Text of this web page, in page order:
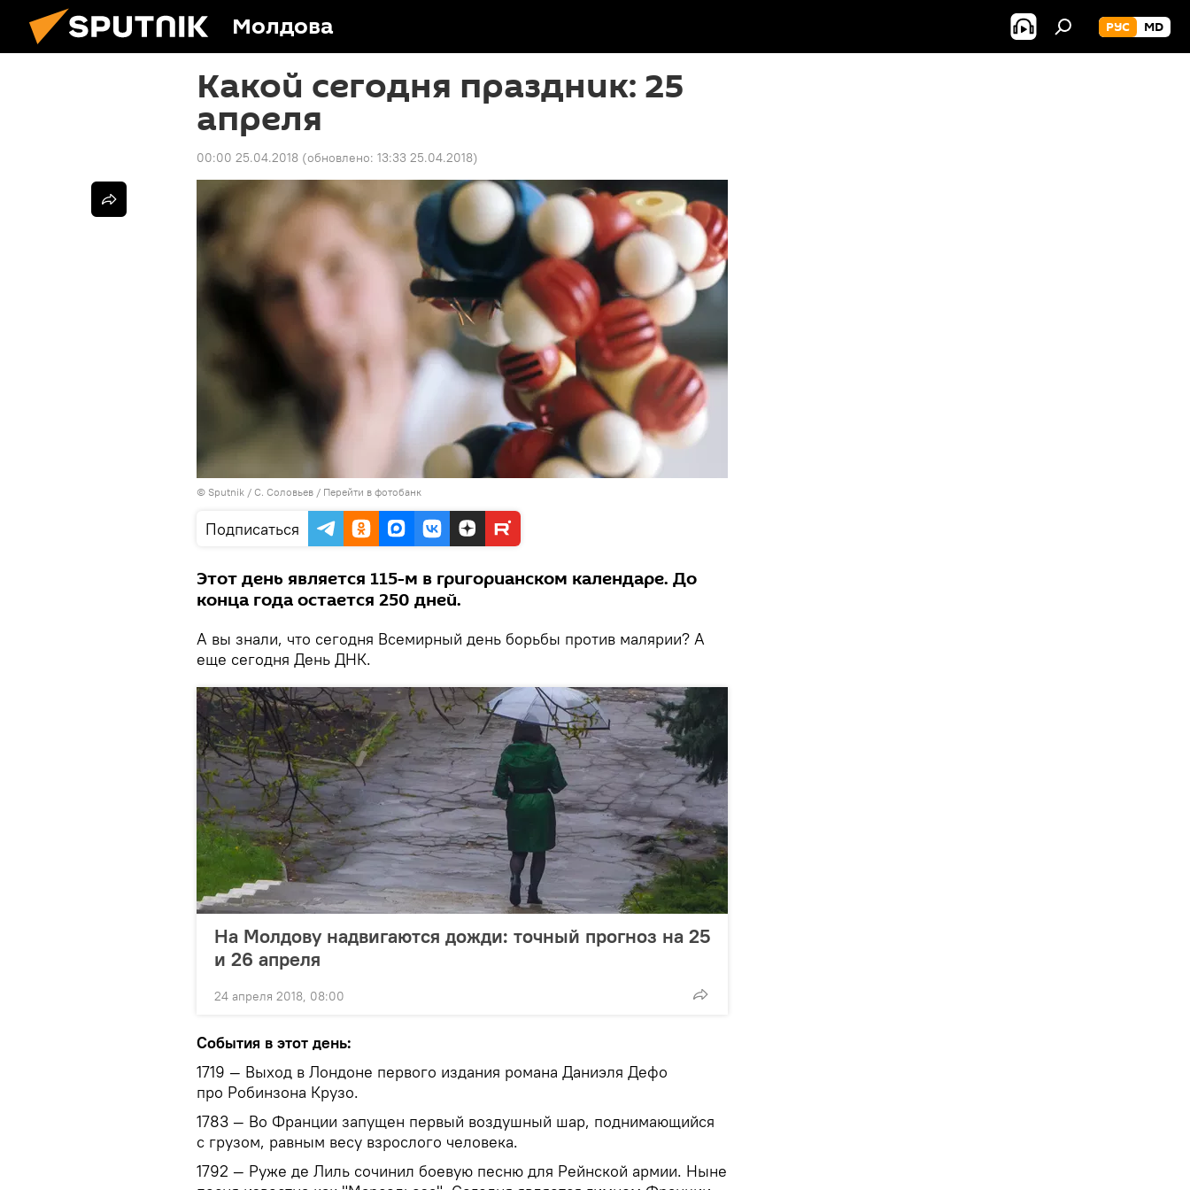
Молдова РУС MD
Какой сегодня праздник: 25
апреля
00:00 25.04.2018 (обновлено: 13:33 25.04.2018)
© Sputnik / С. Соловьев / Перейти в фотобанк
Подписаться
Этот день является 115-м в григорианском календаре. До
конца года остается 250 дней.
А вы знали, что сегодня Всемирный день борьбы против малярии? А
еще сегодня День ДНК.
На Молдову надвигаются дожди: точный прогноз на 25
и 26 апреля
24 апреля 2018, 08:00
События в этот день:
1719 — Выход в Лондоне первого издания романа Даниэля Дефо
про Робинзона Крузо.
1783 — Во Франции запущен первый воздушный шар, поднимающийся
с грузом, равным весу взрослого человека.
1792 — Руже де Лиль сочинил боевую песню для Рейнской армии. Ныне